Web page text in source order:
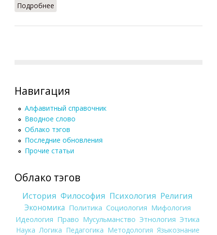
Подробнее
Навигация
Алфавитный справочник
Вводное слово
Облако тэгов
Последние обновления
Прочие статьи
Облако тэгов
История Философия Психология Религия
Экономика Политика Социология Мифология
Идеология Право Мусульманство Этнология Этика
Наука Логика Педагогика Методология Языкознание